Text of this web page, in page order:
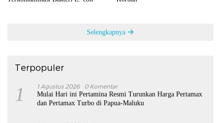
Selengkapnya
Terpopuler
1 1 Agustus 2026 0 Komentar
Mulai Hari ini Pertamina Resmi Turunkan Harga Pertamax
dan Pertamax Turbo di Papua-Maluku